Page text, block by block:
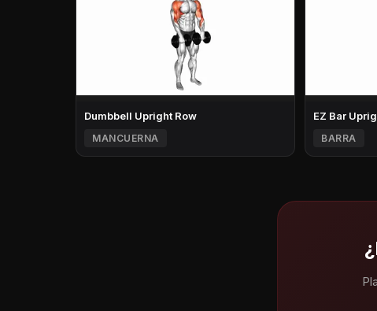
Dumbbell Upright Row
MANCUERNA
EZ Bar
BARRA